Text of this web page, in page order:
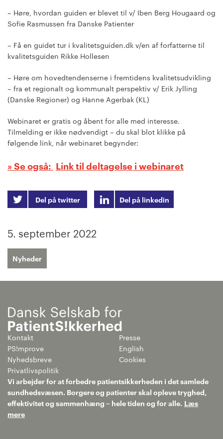
– Høre, hvordan guiden er blevet til v/ Iben Berg Hougaard og
Sofie Rasmussen fra Danske Patienter
– Få en guidet tur i kvalitetsguiden.dk v/en af forfatterne til
kvalitetsguiden Rikke Hollesen
– Høre om hovedtendenserne i fremtidens kvalitetsudvikling
– fra et regionalt og kommunalt perspektiv v/ Erik Jylling
(Danske Regioner) og Hanne Agerbak (KL)
Webinaret er gratis og åbent for alle med interesse.
Tilmelding er ikke nødvendigt – du skal blot klikke på
følgende link, når webinaret begynder:
Link til deltagelse i webinaret
Del på twitter Del på linkedin
5. september 2022
Nyheder
Kontakt
Presse
PS!mprove
English
Nyhedsbreve
Cookies
Privatlivspolitik
Vi arbejder for at forbedre patientsikkerheden i det samlede
sundhedsvæsen. Borgere og patienter skal opleve tryghed,
effektivitet og sammenhæng – hele tiden og for alle. Læs
mere